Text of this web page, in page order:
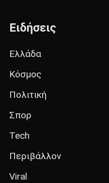
Ειδήσεις
Ελλάδα
Κόσμος
Πολιτική
Σπορ
Tech
Περιβάλλον
Viral